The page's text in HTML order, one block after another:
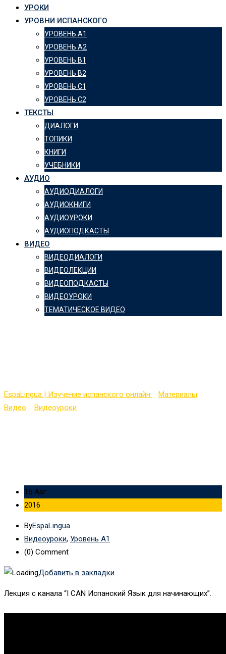
УРОКИ
УРОВНИ ИСПАНСКОГО
УРОВЕНЬ А1
УРОВЕНЬ А2
УРОВЕНЬ B1
УРОВЕНЬ B2
УРОВЕНЬ C1
УРОВЕНЬ C2
ТЕКСТЫ
ДИАЛОГИ
ТОПИКИ
КНИГИ
УЧЕБНИКИ
АУДИО
АУДИОДИАЛОГИ
АУДИОКНИГИ
АУДИОУРОКИ
АУДИОПОДКАСТЫ
ВИДЕО
ВИДЕОДИАЛОГИ
ВИДЕОЛЕКЦИИ
ВИДЕОПОДКАСТЫ
ВИДЕОУРОКИ
ТЕМАТИЧЕСКОЕ ВИДЕО
EspaLingua | Изучение испанского онлайн Материалы
Видео
Видеоуроки
15 Авг
2016
ByEspaLingua
Видеоуроки, Уровень А1
(0) Comment
Добавить в закладки
Лекция с канала “I CAN Испанский Язык для начинающих”.